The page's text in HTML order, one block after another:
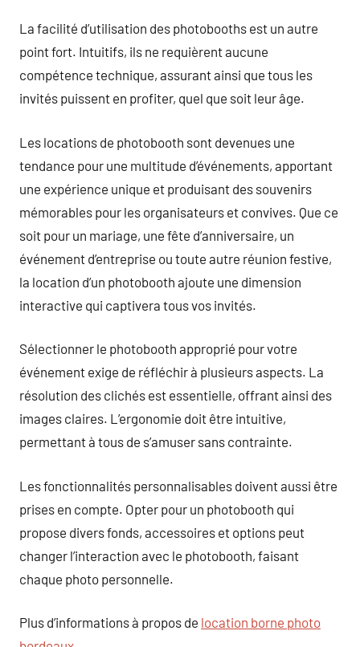
La facilité d’utilisation des photobooths est un autre
point fort. Intuitifs, ils ne requièrent aucune
compétence technique, assurant ainsi que tous les
invités puissent en profiter, quel que soit leur âge.
Les locations de photobooth sont devenues une
tendance pour une multitude d’événements, apportant
une expérience unique et produisant des souvenirs
mémorables pour les organisateurs et convives. Que ce
soit pour un mariage, une fête d’anniversaire, un
événement d’entreprise ou toute autre réunion festive,
la location d’un photobooth ajoute une dimension
interactive qui captivera tous vos invités.
Sélectionner le photobooth approprié pour votre
événement exige de réfléchir à plusieurs aspects. La
résolution des clichés est essentielle, offrant ainsi des
images claires. L’ergonomie doit être intuitive,
permettant à tous de s’amuser sans contrainte.
Les fonctionnalités personnalisables doivent aussi être
prises en compte. Opter pour un photobooth qui
propose divers fonds, accessoires et options peut
changer l’interaction avec le photobooth, faisant
chaque photo personnelle.
Plus d’informations à propos de location borne photo